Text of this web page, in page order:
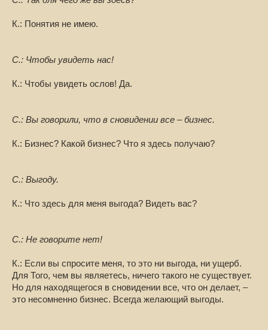
К.: Понятия не имею.
С.: Чтобы увидеть нас!
К.: Чтобы увидеть ослов! Да.
С.: Вы говорили, что в сновидении все – бизнес.
К.: Бизнес? Какой бизнес? Что я здесь получаю?
С.: Выгоду.
К.: Что здесь для меня выгода? Видеть вас?
С.: Не говорите нет!
К.: Если вы спросите меня, то это ни выгода, ни ущерб.
Для Того, чем вы являетесь, ничего такого не существует.
Но для находящегося в сновидении все, что он делает, –
это несомненно бизнес. Всегда желающий выгоды.